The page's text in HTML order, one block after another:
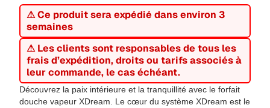
⚠ Ce produit sera expédié dans environ 3
semaines
⚠ Les clients sont responsables de tous les
frais d’expédition, droits ou tarifs associés à
leur commande, le cas échéant.
Découvrez la paix intérieure et la tranquillité avec le forfait
douche vapeur XDream. Le cœur du système XDream est le